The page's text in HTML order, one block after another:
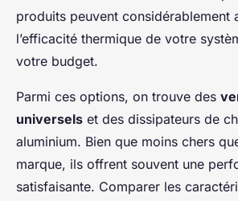
produits peuvent considérablement
l’efficacité thermique de votre
votre budget.
Parmi ces options, on trouve des
universels et des dissipateurs de
aluminium. Bien que moins chers
marque, ils offrent souvent une
satisfaisante. Comparer les